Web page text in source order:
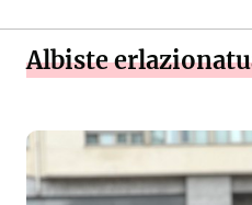
Albiste